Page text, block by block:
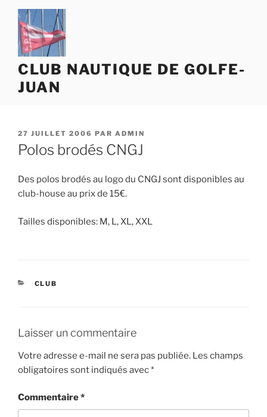
Aller
contenu
principal
CLUB NAUTIQUE DE GOLFE-
JUAN
PUBLIÉ
LE
27 JUILLET 2006 PAR ADMIN
Polos brodés CNGJ
Des polos brodés au logo du CNGJ sont disponibles au
club-house au prix de 15€.
Tailles disponibles: M, L, XL, XXL
CATÉGORIES
CLUB
Laisser un commentaire
Votre adresse e-mail ne sera pas publiée. Les champs
obligatoires sont indiqués avec*
Commentaire*